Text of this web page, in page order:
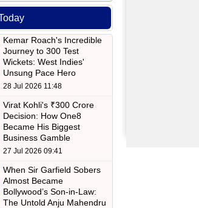
Kemar Roach's Incredible
Journey to 300 Test
Wickets: West Indies'
Unsung Pace Hero
28 Jul 2026 11:48
Virat Kohli's ₹300 Crore
Decision: How One8
Became His Biggest
Business Gamble
27 Jul 2026 09:41
When Sir Garfield Sobers
Almost Became
Bollywood’s Son-in-Law:
The Untold Anju Mahendru